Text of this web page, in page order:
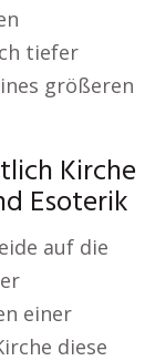
tiefer
größeren
Kirche
Esoterik
auf die
einer
diese